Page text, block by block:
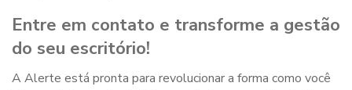
Entre em contato e transforme a gestão
do seu escritório!
A Alerte está pronta para revolucionar a forma como você